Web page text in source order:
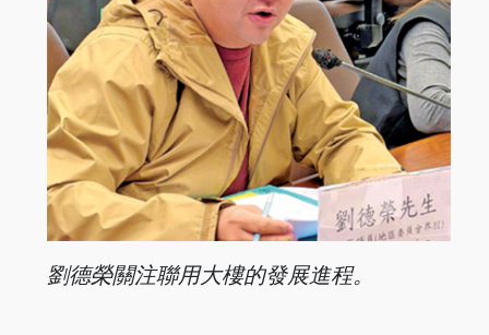
劉德榮關注聯用大樓的發展進程。